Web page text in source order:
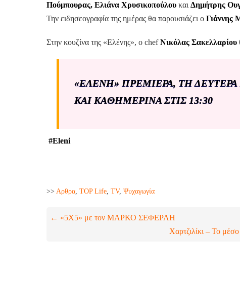
Πούμπουρας, Ελιάνα Χρυσικοπούλου και Δημήτρης
Την ειδησεογραφία της ημέρας θα παρουσιάζει ο Γιάννης
Στην κουζίνα της «Ελένης», ο chefΝικόλας Σακελλαρίου
«ΕΛΕΝΗ» ΠΡΕΜΙΕΡΑ, ΤΗ ΔΕΥΤΕΡΑ
ΚΑΙ ΚΑΘΗΜΕΡΙΝΑ ΣΤΙΣ 13:30
#Eleni
>> Aρθρα TOP Life TV, Ψυχαγωγία
← «5X5» με τον ΜΑΡΚΟ ΣΕΦΕΡΛΗ
Χαρτζιλίκι – Το